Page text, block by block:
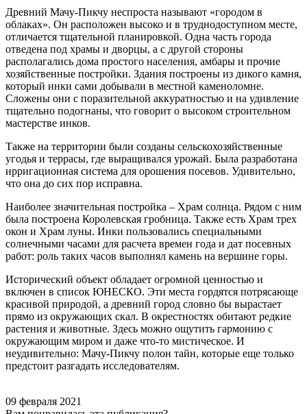
Древний Мачу-Пикчу неспроста называют «городом в
облаках». Он расположен высоко и в труднодоступном месте,
отличается тщательной планировкой. Одна часть города
отведена под храмы и дворцы, а с другой стороны
располагались дома простого населения, амбары и прочие
хозяйственные постройки. Здания построены из дикого камня,
который инки сами добывали в местной каменоломне.
Сложены они с поразительной аккуратностью и на удивление
тщательно подогнаны, что говорит о высоком строительном
мастерстве инков.
Также на территории были созданы сельскохозяйственные
угодья и террасы, где выращивался урожай. Была разработана
ирригационная система для орошения посевов. Удивительно,
что она до сих пор исправна.
Наиболее значительная постройка – Храм солнца. Рядом с ним
была построена Королевская гробница. Также есть Храм трех
окон и Храм луны. Инки пользовались специальными
солнечными часами для расчета времен года и дат посевных
работ: роль таких часов выполнял камень на вершине горы.
Исторический объект обладает огромной ценностью и
включен в список ЮНЕСКО. Эти места гордятся потрясающе
красивой природой, а древний город словно бы вырастает
прямо из окружающих скал. В окрестностях обитают редкие
растения и животные. Здесь можно ощутить гармонию с
окружающим миром и даже что-то мистическое. И
неудивительно: Мачу-Пикчу полон тайн, которые еще только
предстоит разгадать исследователям.
09 февраля 2021